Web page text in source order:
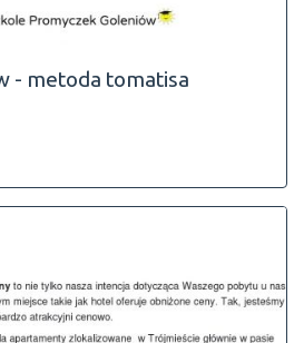
- metoda tomatisa